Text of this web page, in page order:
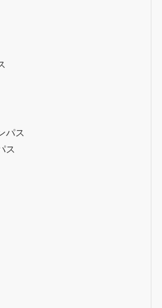
パス
ス